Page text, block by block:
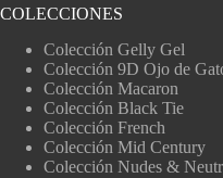
COLECCIONES
Colección Gelly Gel
Colección 9D Ojo de
Colección Macaron
Colección Black Tie
Colección French
Colección Mid Century
Colección Nudes &